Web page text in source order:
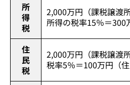
所
得
税
2,000万円（課税譲渡
所得の税率15％＝300
住
民
税
2,000万円（課税譲渡
税率5％＝100万円（住